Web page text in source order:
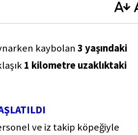
kaybolan 3 yaşındaki
1 kilometre uzaklıktaki
ve iz takip köpeğiyle